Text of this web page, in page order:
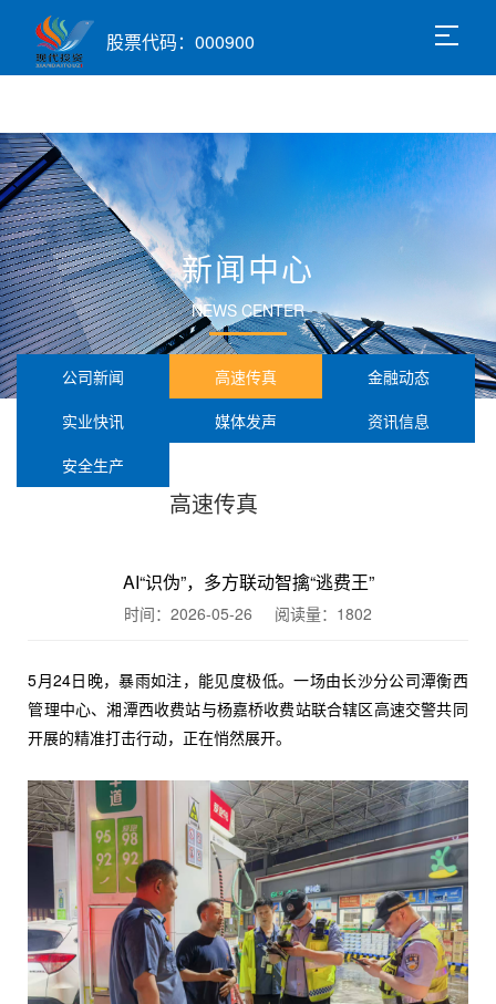
股票代码：000900
新闻中心
NEWS CENTER
公司新闻 高速传真
金融动态
实业快讯
媒体发声
资讯信息
安全生产
高速传真
AI“识伪”，多方联动智擒“逃费王”
时间：2026-05-26 阅读量： 1802
5月24日晚，暴雨如注，能见度极低。一场由长沙分公司潭衡西
管理中心、湘潭西收费站与杨嘉桥收费站联合辖区高速交警共同
开展的精准打击行动，正在悄然展开。